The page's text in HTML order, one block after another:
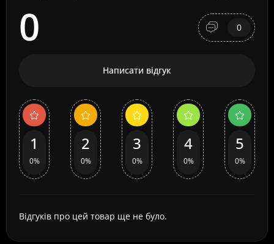
0 0
Написати відгук
1
0%
2
0%
3
0%
4
0%
5
0%
Відгуків про цей товар ще не було.